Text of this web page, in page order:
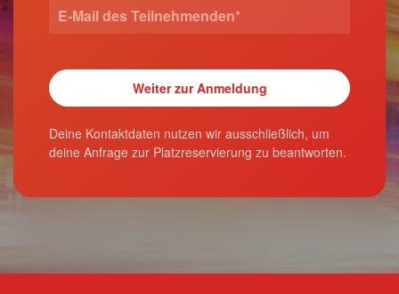
Deine Kontaktdaten nutzen wir ausschließlich, um
deine Anfrage zur Platzreservierung zu beantworten.